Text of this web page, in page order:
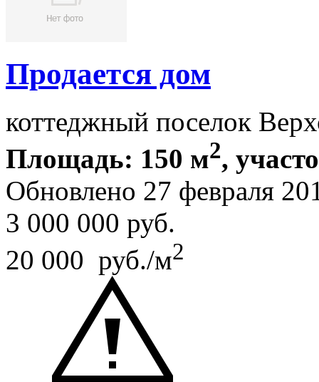
Продается дом
коттеджный поселок
Площадь: 150 м2,
Обновлено 27 февраля
3 000 000 руб.
20 000 руб./м2